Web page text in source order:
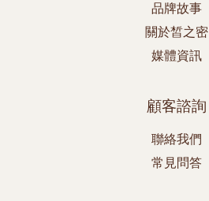
品牌故事
關於皙之密
媒體資訊
顧客諮詢
聯絡我們
常見問答